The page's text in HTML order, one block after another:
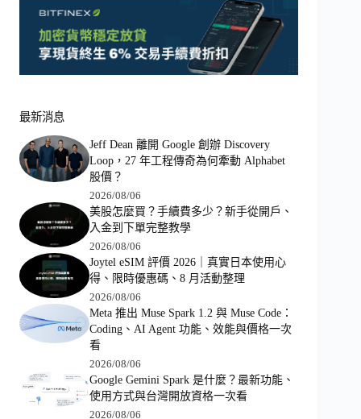
最新消息
Jeff Dean 離開 Google 創辦 Discovery
Loop，27 年工程傳奇為何牽動 Alphabet
股價？
2026/08/06
美股怎麼買？手續費多少？新手從開戶、
入金到下單完整教學
2026/08/06
Joytel eSIM 評價 2026｜真實日本使用心
得、限時優惠碼、8 月活動整理
2026/08/06
Meta 推出 Muse Spark 1.2 與 Muse Code：
Coding、AI Agent 功能、效能與價格一次
看
2026/08/06
Google Gemini Spark 是什麼？最新功能、
使用方式與台灣開放資格一次看
2026/08/06